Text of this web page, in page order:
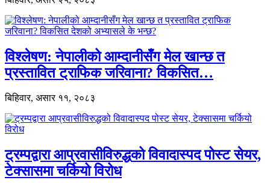
विश्लेषण: नेपालीको आम्दानीसँग मेल खान्छ त
प्रस्तावित ट्राफिक जरिवाना? विकसित…
बिहिवार, असार ११, २०८३
ट्रम्पद्वारा आप्रवासीविरुद्धको विवादास्पद पोस्ट सेयर,
टेक्सासमा चर्कियो विरोध